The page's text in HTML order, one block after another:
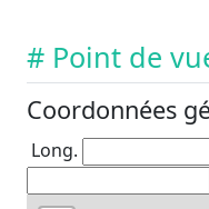
# Point de
Coordonnées
Long.